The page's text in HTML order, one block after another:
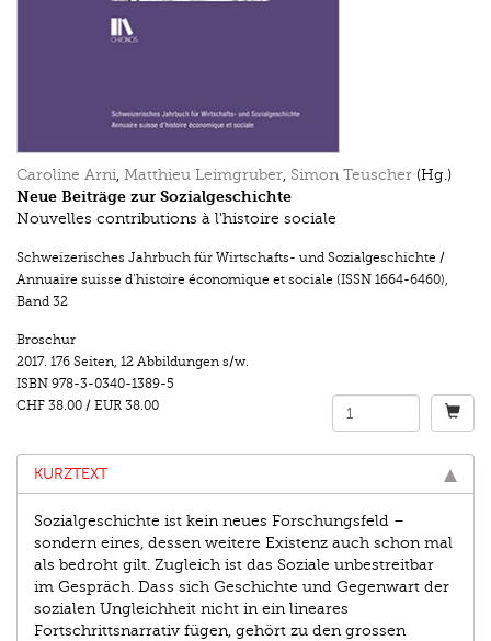
Caroline Arni, Matthieu Leimgruber, Simon Teuscher (Hg.)
Neue Beiträge zur Sozialgeschichte
Nouvelles contributions à l'histoire sociale
Schweizerisches Jahrbuch für Wirtschafts- und Sozialgeschichte /
Annuaire suisse d’histoire économique et sociale (ISSN 1664-6460),
Band 32
Broschur
2017. 176 Seiten, 12 Abbildungen s/w.
ISBN 978-3-0340-1389-5
CHF 38.00 / EUR 38.00
KURZTEXT
Sozialgeschichte ist kein neues Forschungsfeld –
sondern eines, dessen weitere Existenz auch schon mal
als bedroht gilt. Zugleich ist das Soziale unbestreitbar
im Gespräch. Dass sich Geschichte und Gegenwart der
sozialen Ungleichheit nicht in ein lineares
Fortschrittsnarrativ fügen, gehört zu den grossen